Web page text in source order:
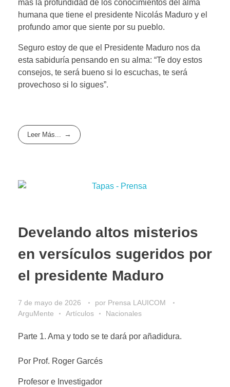
más la profundidad de los conocimientos del alma
humana que tiene el presidente Nicolás Maduro y el
profundo amor que siente por su pueblo.
Seguro estoy de que el Presidente Maduro nos da
esta sabiduría pensando en su alma: “Te doy estos
consejos, te será bueno si lo escuchas, te será
provechoso si lo sigues”.
Leer Más...
Develando altos misterios
en versículos sugeridos por
el presidente Maduro
7 de mayo de 2026 por Prensa LAUICOM
ArguMente
Artículos Nacionales
Parte 1. Ama y todo se te dará por añadidura.
Por Prof. Roger Garcés
Profesor e Investigador